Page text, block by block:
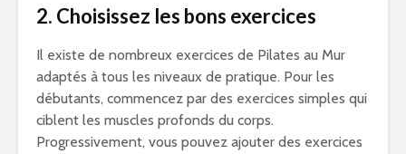
2. Choisissez les bons exercices
Il existe de nombreux exercices de Pilates au Mur
adaptés à tous les niveaux de pratique. Pour les
débutants, commencez par des exercices simples qui
ciblent les muscles profonds du corps.
Progressivement, vous pouvez ajouter des exercices